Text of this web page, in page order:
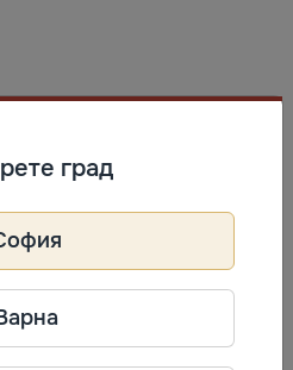
(0…+6) C°.
град